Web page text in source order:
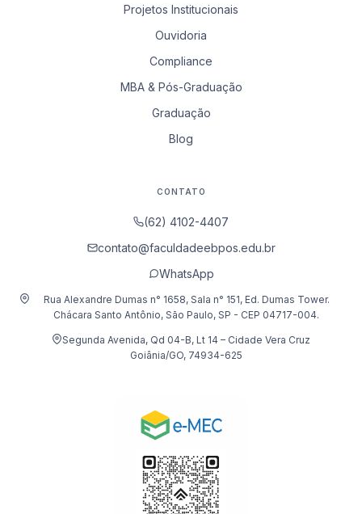
Projetos Institucionais
Ouvidoria
Compliance
MBA & Pós-Graduação
Graduação
Blog
CONTATO
(62) 4102-4407
contato@faculdadeebpos.edu.br
WhatsApp
Rua Alexandre Dumas n° 1658, Sala n° 151, Ed. Dumas Tower.
Chácara Santo Antônio, São Paulo, SP - CEP 04717-004.
Segunda Avenida, Qd 04-B, Lt 14 – Cidade Vera Cruz
Goiânia/GO, 74934-625